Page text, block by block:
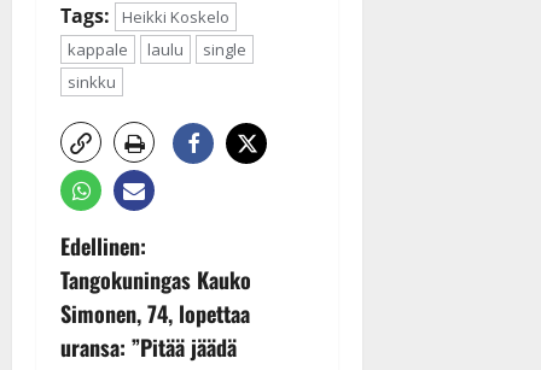
Tags:
Heikki Koskelo
kappale
laulu
single
sinkku
P
o
s
Edellinen:
Tangokuningas Kauko
Simonen, 74, lopettaa
uransa: ”Pitää jäädä